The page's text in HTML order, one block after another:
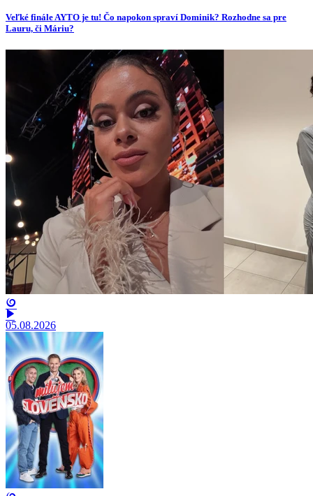
Veľké finále AYTO je tu! Čo napokon spraví Dominik? Rozhodne sa pre
Lauru, či Máriu?
05.08.2026